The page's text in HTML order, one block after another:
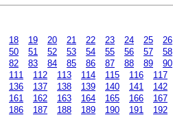
18 19 20 21 22 23 24 25 26
50 51 52 53 54 55 56 57 58
82 83 84 85 86 87 88 89 90
111 112 113 114 115 116 117
136 137 138 139 140 141 142
161 162 163 164 165 166 167
186 187 188 189 190 191 192